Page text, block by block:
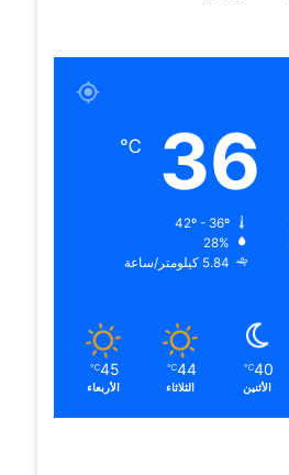
36
℃
28%
5.84 كيلومتر/ساعة
40
℃
الأثنين
44
℃
الثلاثاء
45
℃
الأربعاء